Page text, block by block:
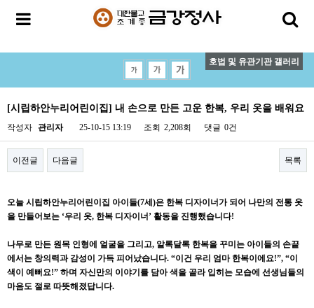
호법 및 유관기관 갤러리
[시립하안누리어린이집] 내 손으로 만든 고운 한복, 우리 옷을 배워요
작성자 관리자 25-10-15 13:19 조회 2,208회 댓글 0건
이전글 다음글 목록
오늘 시립하안누리어린이집 아이들(7세)은 한복 디자이너가 되어 나만의 전통 옷
을 만들어보는 ‘우리 옷, 한복 디자이너’ 활동을 진행했습니다!
나무로 만든 원목 인형에 얼굴을 그리고, 알록달록 한복을 꾸미는 아이들의 손끝
에서는 창의력과 감성이 가득 피어났습니다. “이건 우리 엄마 한복이에요!”, “이
색이 예뻐요!” 하며 자신만의 이야기를 담아 색을 골라 입히는 모습에 선생님들의
마음도 절로 따뜻해졌답니다.